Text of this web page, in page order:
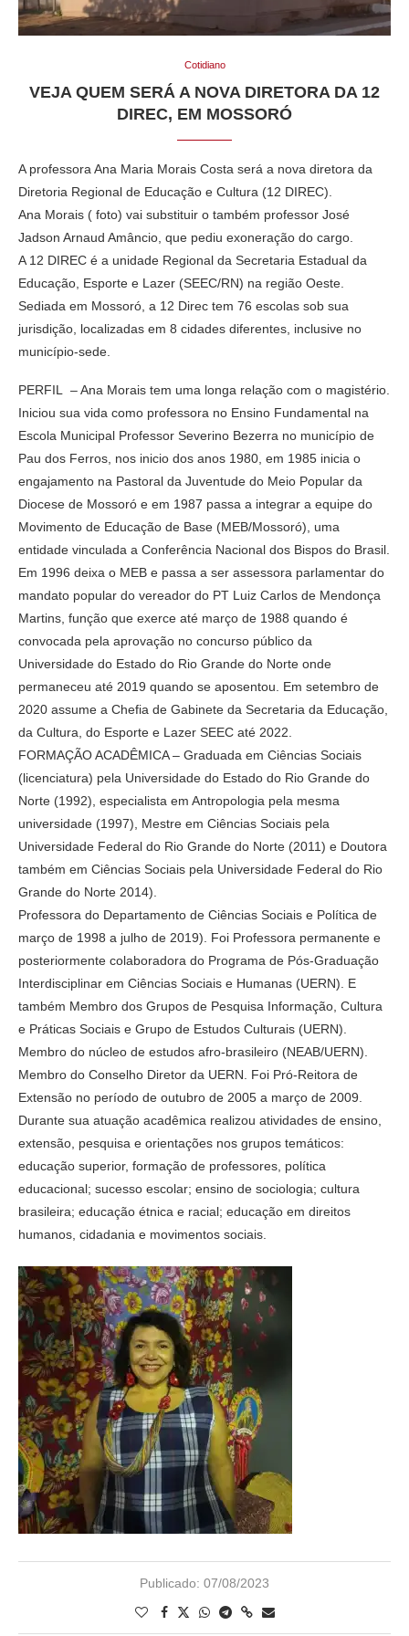
Cotidiano
VEJA QUEM SERÁ A NOVA DIRETORA DA 12
DIREC, EM MOSSORÓ
A professora Ana Maria Morais Costa será a nova diretora da
Diretoria Regional de Educação e Cultura (12 DIREC).
Ana Morais ( foto) vai substituir o também professor José
Jadson Arnaud Amâncio, que pediu exoneração do cargo.
A 12 DIREC é a unidade Regional da Secretaria Estadual da
Educação, Esporte e Lazer (SEEC/RN) na região Oeste.
Sediada em Mossoró, a 12 Direc tem 76 escolas sob sua
jurisdição, localizadas em 8 cidades diferentes, inclusive no
município-sede.
PERFIL – Ana Morais tem uma longa relação com o magistério.
Iniciou sua vida como professora no Ensino Fundamental na
Escola Municipal Professor Severino Bezerra no município de
Pau dos Ferros, nos inicio dos anos 1980, em 1985 inicia o
engajamento na Pastoral da Juventude do Meio Popular da
Diocese de Mossoró e em 1987 passa a integrar a equipe do
Movimento de Educação de Base (MEB/Mossoró), uma
entidade vinculada a Conferência Nacional dos Bispos do Brasil.
Em 1996 deixa o MEB e passa a ser assessora parlamentar do
mandato popular do vereador do PT Luiz Carlos de Mendonça
Martins, função que exerce até março de 1988 quando é
convocada pela aprovação no concurso público da
Universidade do Estado do Rio Grande do Norte onde
permaneceu até 2019 quando se aposentou. Em setembro de
2020 assume a Chefia de Gabinete da Secretaria da Educação,
da Cultura, do Esporte e Lazer SEEC até 2022.
FORMAÇÃO ACADÊMICA – Graduada em Ciências Sociais
(licenciatura) pela Universidade do Estado do Rio Grande do
Norte (1992), especialista em Antropologia pela mesma
universidade (1997), Mestre em Ciências Sociais pela
Universidade Federal do Rio Grande do Norte (2011) e Doutora
também em Ciências Sociais pela Universidade Federal do Rio
Grande do Norte 2014).
Professora do Departamento de Ciências Sociais e Política de
março de 1998 a julho de 2019). Foi Professora permanente e
posteriormente colaboradora do Programa de Pós-Graduação
Interdisciplinar em Ciências Sociais e Humanas (UERN). E
também Membro dos Grupos de Pesquisa Informação, Cultura
e Práticas Sociais e Grupo de Estudos Culturais (UERN).
Membro do núcleo de estudos afro-brasileiro (NEAB/UERN).
Membro do Conselho Diretor da UERN. Foi Pró-Reitora de
Extensão no período de outubro de 2005 a março de 2009.
Durante sua atuação acadêmica realizou atividades de ensino,
extensão, pesquisa e orientações nos grupos temáticos:
educação superior, formação de professores, política
educacional; sucesso escolar; ensino de sociologia; cultura
brasileira; educação étnica e racial; educação em direitos
humanos, cidadania e movimentos sociais.
Publicado: 07/08/2023